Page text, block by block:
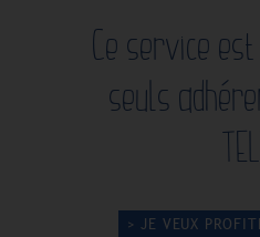
Ce service
seuls
> JE VEUX